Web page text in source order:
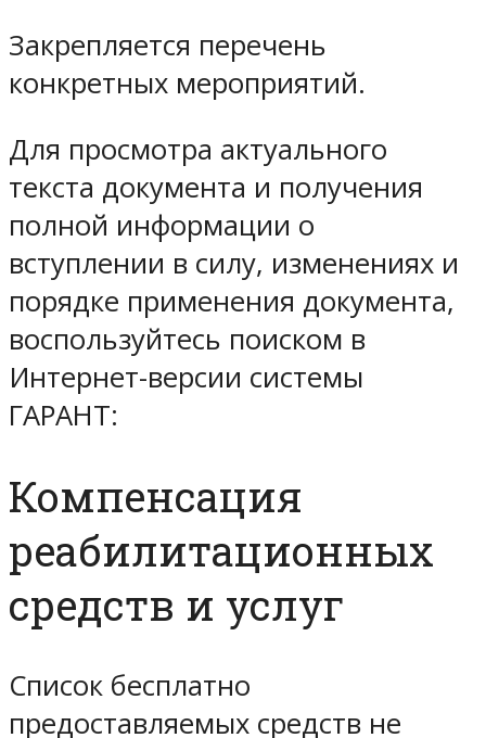
Закрепляется перечень
конкретных мероприятий.
Для просмотра актуального
текста документа и получения
полной информации о
вступлении в силу, изменениях и
порядке применения документа,
воспользуйтесь поиском в
Интернет-версии системы
ГАРАНТ:
Компенсация
реабилитационных
средств и услуг
Список бесплатно
предоставляемых средств не